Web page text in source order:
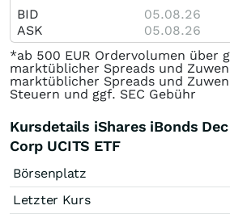
BID 05.08.26
ASK
05.08.26
*ab 500 EUR Ordervolumen über
marktüblicher Spreads und
marktüblicher Spreads und
Steuern und ggf. SEC Gebühr
Kursdetails iShares iBonds Dec
Corp UCITS ETF
Börsenplatz
Letzter Kurs